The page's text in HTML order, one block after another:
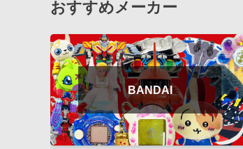
おすすめメーカー
BANDAI